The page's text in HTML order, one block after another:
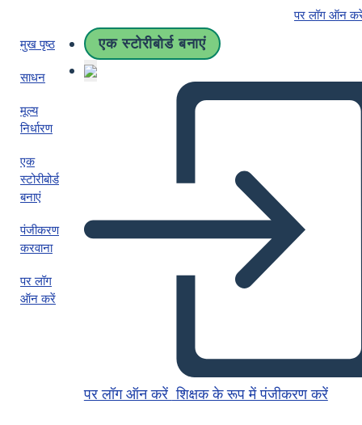
पर लॉग ऑन
मुख पृष्ठ
साधन
मूल्य
निर्धारण
एक
स्टोरीबोर्ड
बनाएं
पंजीकरण
करवाना
पर लॉग
ऑन करें
एक स्टोरीबोर्ड बनाएं
पर लॉग ऑन करें शिक्षक के रूप में पंजीकरण करें